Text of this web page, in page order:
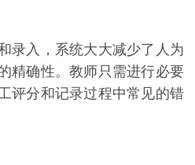
入，系统大大减少了人为
精确性。教师只需进行必要
评分和记录过程中常见的错